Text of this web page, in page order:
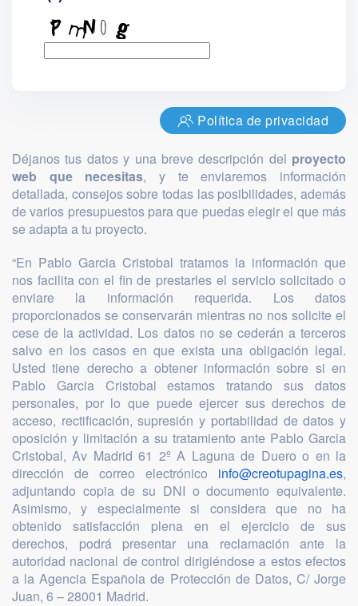
Política de privacidad
Déjanos tus datos y una breve descripción del proyecto
web que necesitas, y te enviaremos información
detallada, consejos sobre todas las posibilidades, además
de varios presupuestos para que puedas elegir el que más
se adapta a tu proyecto.
“En Pablo Garcia Cristobal tratamos la información que
nos facilita con el fin de prestarles el servicio solicitado o
enviare la información requerida. Los datos
proporcionados se conservarán mientras no nos solicite el
cese de la actividad. Los datos no se cederán a terceros
salvo en los casos en que exista una obligación legal.
Usted tiene derecho a obtener información sobre si en
Pablo Garcia Cristobal estamos tratando sus datos
personales, por lo que puede ejercer sus derechos de
acceso, rectificación, supresión y portabilidad de datos y
oposición y limitación a su tratamiento ante Pablo Garcia
Cristobal, Av Madrid 61 2º A Laguna de Duero o en la
dirección de correo electrónico info@creotupagina.es,
adjuntando copia de su DNI o documento equivalente.
Asimismo, y especialmente si considera que no ha
obtenido satisfacción plena en el ejercicio de sus
derechos, podrá presentar una reclamación ante la
autoridad nacional de control dirigiéndose a estos efectos
a la Agencia Española de Protección de Datos, C/ Jorge
Juan, 6 – 28001 Madrid.